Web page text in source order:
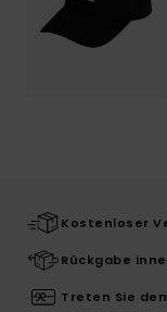
Kostenloser
Rückgabe
Treten Sie